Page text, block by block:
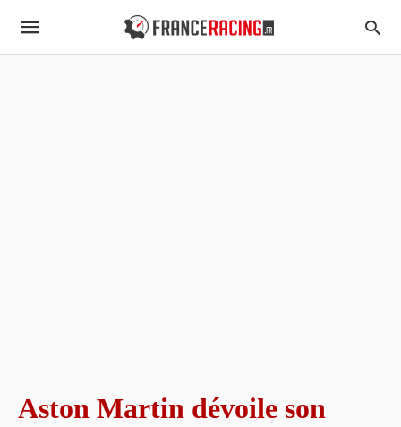
Aston Martin dévoile son